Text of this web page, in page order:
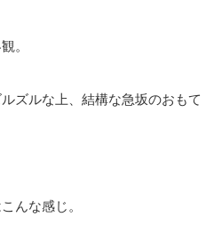
。
ズルな上、結構な急坂のおもて
んな感じ。